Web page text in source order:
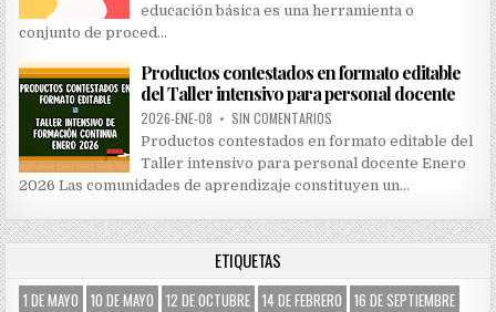
educación básica es una herramienta o
conjunto de proced…
Productos contestados en formato editable
del Taller intensivo para personal docente
2026-ENE-08 • SIN COMENTARIOS
Productos contestados en formato editable del
Taller intensivo para personal docente Enero
2026 Las comunidades de aprendizaje constituyen un…
ETIQUETAS
1 DE MAYO 10 DE MAYO 12 DE OCTUBRE 14 DE FEBRERO
16 DE SEPTIEMBRE